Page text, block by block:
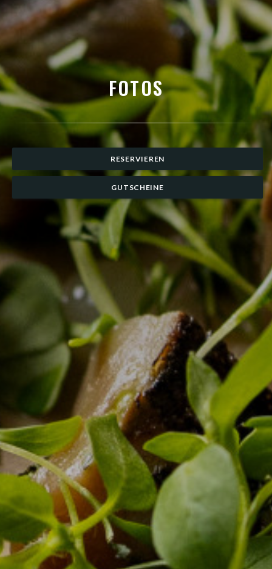
FOTOS
RESERVIEREN
GUTSCHEINE